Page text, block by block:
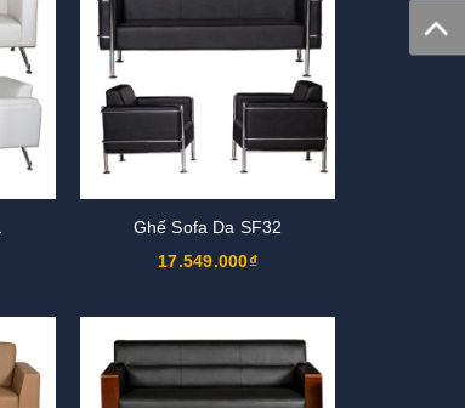
Ghế Sofa Da SF32
17.549.000₫